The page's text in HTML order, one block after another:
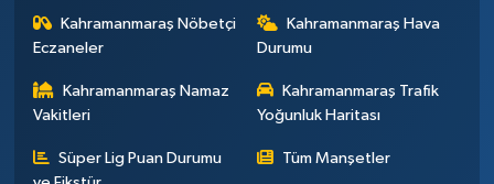
Kahramanmaraş Nöbetçi
Eczaneler
Kahramanmaraş Hava
Durumu
Kahramanmaraş Namaz
Vakitleri
Kahramanmaraş Trafik
Yoğunluk Haritası
Süper Lig Puan Durumu
Tüm Manşetler